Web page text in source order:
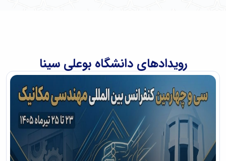
رویدادهای دانشگاه بوعلی سینا